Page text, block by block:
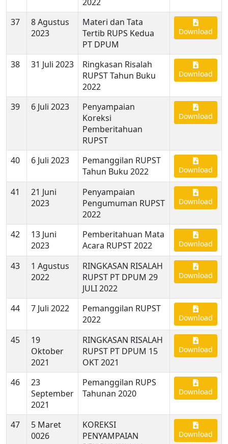
37
8 Agustus
2023
Materi dan Tata
Tertib RUPS Kedua
PT DPUM
Download
38 31 Juli 2023
Ringkasan Risalah
RUPST Tahun Buku
2022
Download
39 6 Juli 2023
Penyampaian
Koreksi
Pemberitahuan
RUPST
Download
40 6 Juli 2023
Pemanggilan RUPST
Tahun Buku 2022
Download
41
21 Juni
2023
Penyampaian
Pengumuman RUPST
2022
Download
42
13 Juni
2023
Pemberitahuan Mata
Acara RUPST 2022
Download
43
1 Agustus
2022
RINGKASAN RISALAH
RUPST PT DPUM 29
JULI 2022
Download
44 7 Juli 2022
Pemanggilan RUPST
2022
Download
45
19
Oktober
2021
RINGKASAN RISALAH
RUPST PT DPUM 15
OKT 2021
Download
46
23
September
2021
Pemanggilan RUPS
Tahunan 2020
Download
47
5 Maret
0026
KOREKSI
PENYAMPAIAN
Download